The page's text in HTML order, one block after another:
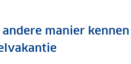
manier kennen